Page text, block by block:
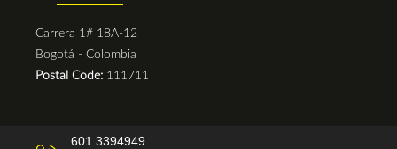
Carrera 1# 18A-12
Bogotá - Colombia
Postal Code: 111711
601 3394949